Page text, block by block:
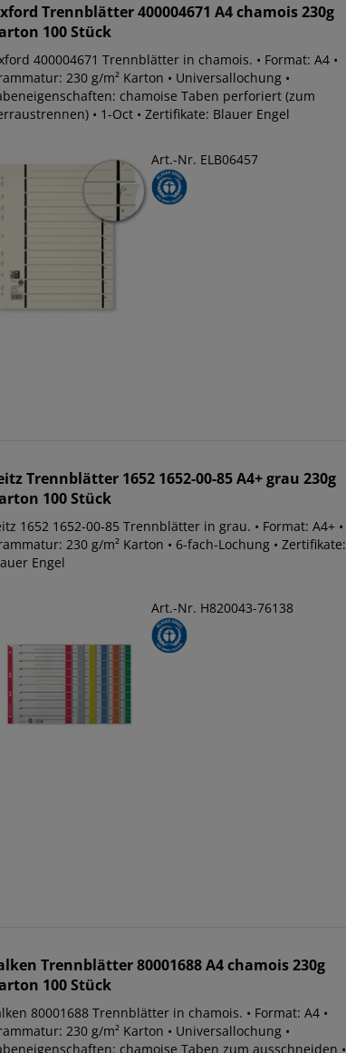
Trennblätter 400004671 A4 chamois 230g
100 Stück
400004671 Trennblätter in chamois. • Format: A4 •
230 g/m² Karton • Universallochung •
chamoise Taben perforiert (zum
• 1-Oct • Zertifikate: Blauer Engel
Art.-Nr. ELB06457
Trennblätter 1652 1652-00-85 A4+ grau 230g
100 Stück
1652 1652-00-85 Trennblätter in grau. • Format: A4+ •
230 g/m² Karton • 6-fach-Lochung • Zertifikate:
Engel
Art.-Nr. H820043-76138
Trennblätter 80001688 A4 chamois 230g
100 Stück
80001688 Trennblätter in chamois. • Format: A4 •
230 g/m² Karton • Universallochung •
chamoise Taben zum ausschneiden •